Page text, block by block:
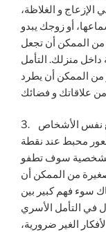
و الغلاظة،
أو زوجك يبدو
من الممكن أن تجعل
داخل منزلك. التأمل
من الممكن أن يطرد
3. حل المشكلات – العيش في المنزل مع نفس الأشخاص
محبط عند نقطة
الشخصية سوف تطفو
من الممكن أن
سوء فهم كبير بين
في التأمل الأسري
الغير ضرورية،